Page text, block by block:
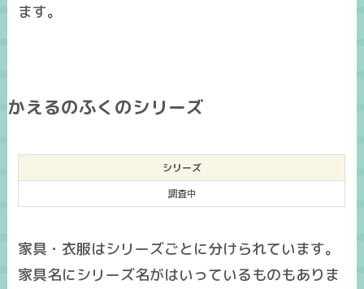
ます。
かえるのふくのシリーズ
シリーズ
調査中
家具・衣服はシリーズごとに分けられています。
家具名にシリーズ名がはいっているものもありま